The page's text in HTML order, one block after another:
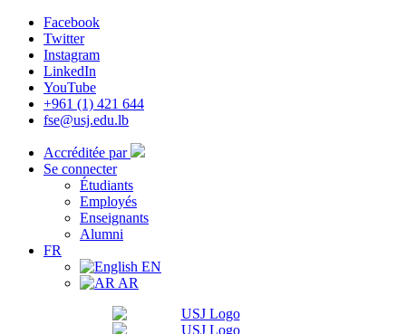
Facebook
Twitter
Instagram
LinkedIn
YouTube
+961 (1) 421 644
fse@usj.edu.lb
Accréditée par
Se connecter
Étudiants
Employés
Enseignants
Alumni
FR
EN
AR